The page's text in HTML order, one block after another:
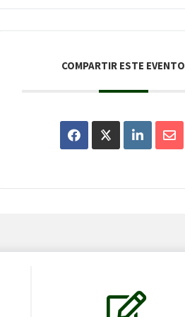
COMPARTIR ESTE EVENTO
